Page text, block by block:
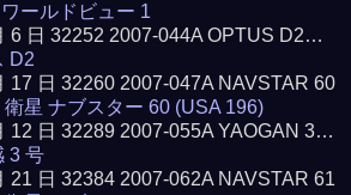
ールドビュー 1
6 日 32252 2007-044A OPTUS D2…
D2
17 日 32260 2007-047A NAVSTAR 60
衛星 ナブスター 60 (USA 196)
12 日 32289 2007-055A YAOGAN 3…
3 号
21 日 32384 2007-062A NAVSTAR 61